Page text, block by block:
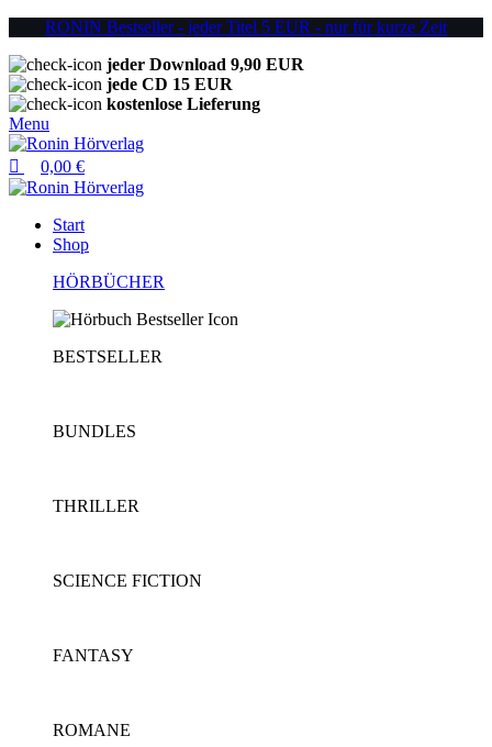
RONIN Bestseller - jeder Titel 5 EUR - nur für kurze Zeit
jeder Download 9,90 EUR
jede CD 15 EUR
kostenlose Lieferung
Menu
0,00 €
Start
Shop
HÖRBÜCHER
BESTSELLER
BUNDLES
THRILLER
SCIENCE FICTION
FANTASY
ROMANE